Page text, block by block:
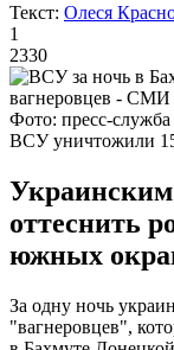
Текст: Олеся
1
2330
Фото: пресс-
ВСУ уничтожили
Украинским
оттеснить
южных
За одну ночь
"вагнеровцев",